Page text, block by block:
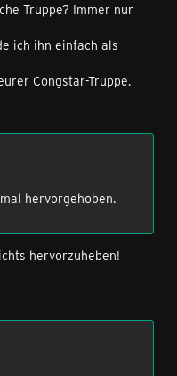
Truppe? Immer nur
ich ihn einfach als
Congstar-Truppe.
hervorgehoben.
hervorzuheben!